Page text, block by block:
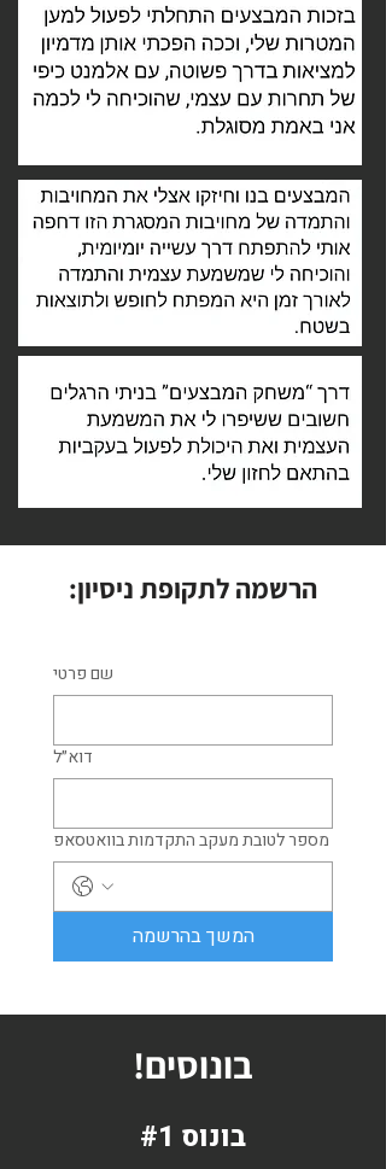
הרשמה לתקופת ניסיון:
שם פרטי
דוא״ל
מספר לטובת מעקב התקדמות בוואטסאפ
המשך בהרשמה
בונוסים!
בונוס #1